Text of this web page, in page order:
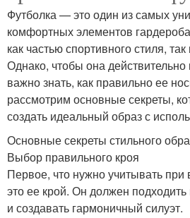
Футболка — это один из самых
комфортных элементов
как частью спортивного стиля,
Однако, чтобы она действительно
важно знать, как правильно ее
рассмотрим основные секреты,
создать идеальный образ с
Основные секреты стильного
Выбор правильного кроя
Первое, что нужно учитывать
это ее крой. Он должен
и создавать гармоничный силуэт.